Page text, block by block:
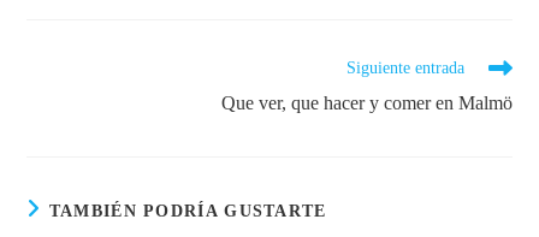
Siguiente entrada
Que ver, que hacer y comer en Malmö
TAMBIÉN PODRÍA GUSTARTE